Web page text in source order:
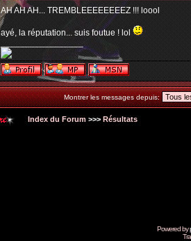
AH AH AH... TREMBLEEEEEEEEZ !!! loool
ayé, la réputation... suis foutue ! lol
_________________
Montrer les messages depuis:
Index du Forum >>> Résultats
Powered by